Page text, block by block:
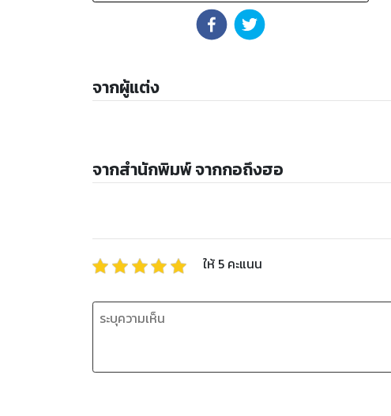
จากผู้แต่ง
จากสำนักพิมพ์ จากกอถึงฮอ
ให้ 5 คะแนน